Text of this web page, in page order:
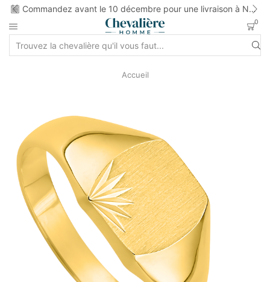
Commandez avant le 10 décembre pour une livraison à Noel
0
Accueil